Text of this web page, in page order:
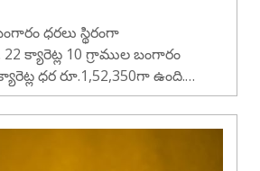
ధరలు స్థిరంగా
క్యారెట్ల 10 గ్రాముల బంగారం
ధర రూ.1,52,350గా ఉంది.
మార్పు లేదు. మరోవైపు వెండి ధర
వెండి రూ.2,49,900గా నమోదైంది...